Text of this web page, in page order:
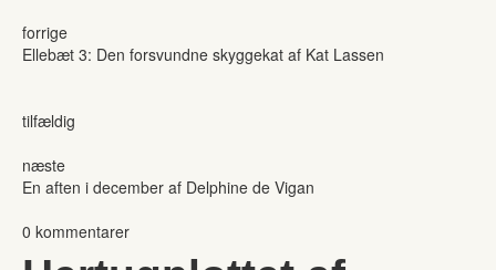
forrige
Ellebæt 3: Den forsvundne skyggekat af Kat Lassen
tilfældig
næste
En aften i december af Delphine de Vigan
0 kommentarer